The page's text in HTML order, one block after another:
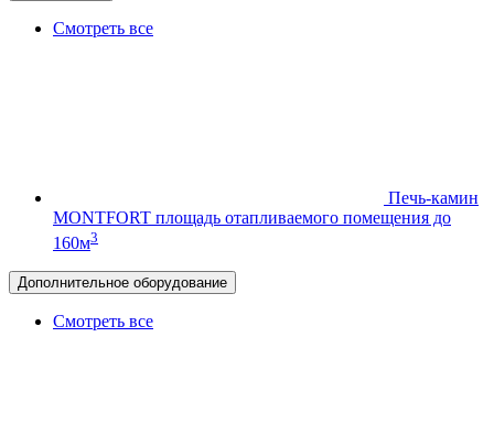
Смотреть все
Печь-камин
MONTFORT площадь отапливаемого помещения до
160м3
Дополнительное оборудование
Смотреть все